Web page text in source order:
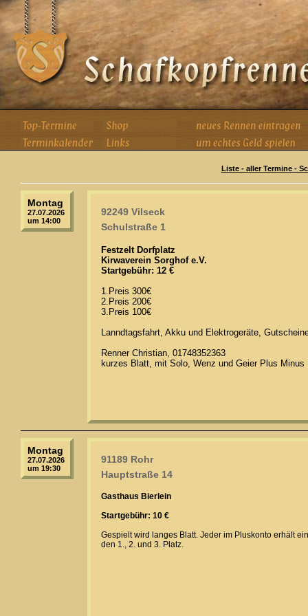
Liste - aller Termine -
Montag
27.07.2026
um 14:00
92249 Vilseck
Schulstraße 1
Festzelt Dorfplatz
Kirwaverein Sorghof e.V.
Startgebühr: 12 €
1.Preis 300€
2.Preis 200€
3.Preis 100€
Lanndtagsfahrt, Akku und Elektrogeräte,
Renner Christian, 01748352363
kurzes Blatt, mit Solo, Wenz und Geier Plus Minus
Montag
27.07.2026
um 19:30
91189 Rohr
Hauptstraße 14
Gasthaus Bierlein
Startgebühr: 10 €
Gespielt wird langes Blatt. Jeder im Pluskonto erhält
den 1., 2. und 3. Platz.